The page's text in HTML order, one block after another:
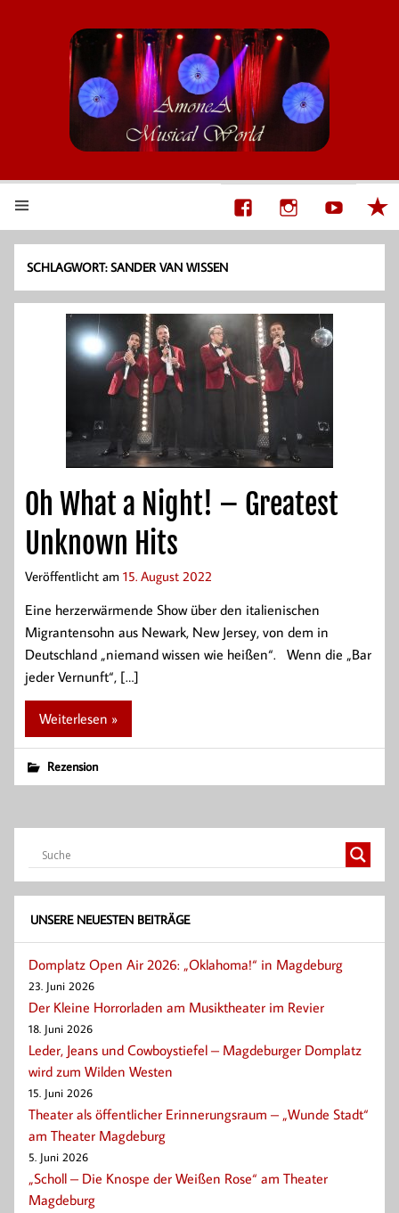
SCHLAGWORT:SANDER VAN WISSEN
Oh What a Night! – Greatest
Unknown Hits
Veröffentlicht am 15. August 2022
Eine herzerwärmende Show über den italienischen
Migrantensohn aus Newark, New Jersey, von dem in
Deutschland „niemand wissen wie heißen“. Wenn die „Bar
jeder Vernunft“, […]
Weiterlesen »
Rezension
UNSERE NEUESTEN BEITRÄGE
Domplatz Open Air 2026: „Oklahoma!“ in Magdeburg
23. Juni 2026
Der Kleine Horrorladen am Musiktheater im Revier
18. Juni 2026
Leder, Jeans und Cowboystiefel – Magdeburger Domplatz
wird zum Wilden Westen
15. Juni 2026
Theater als öffentlicher Erinnerungsraum – „Wunde Stadt“
am Theater Magdeburg
5. Juni 2026
„Scholl – Die Knospe der Weißen Rose“ am Theater
Magdeburg